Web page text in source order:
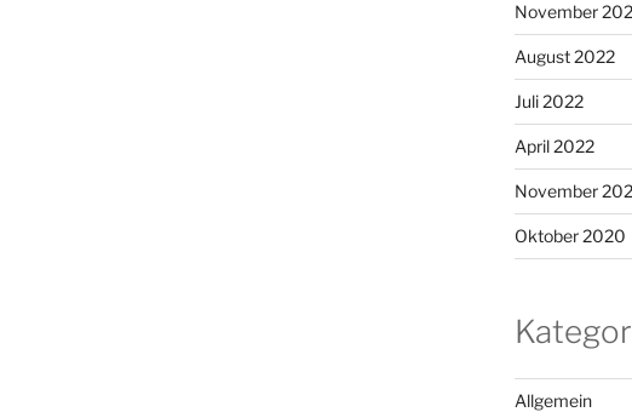
November
August 2022
Juli 2022
April 2022
November
Oktober 2020
Allgemein